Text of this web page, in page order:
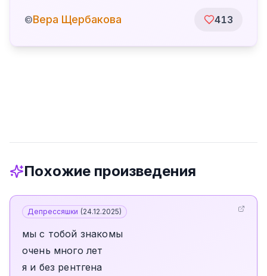
©Вера Щербакова 413
Похожие произведения
Депрессяшки (24.12.2025)
мы с тобой знакомы
очень много лет
я и без рентгена